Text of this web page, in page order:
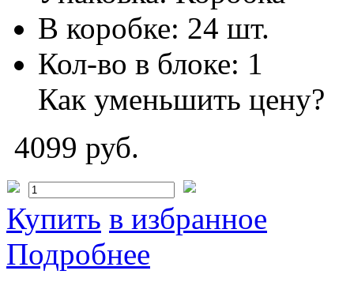
В коробке: 24 шт.
Кол-во в блоке: 1
Как уменьшить цену?
4099 руб.
Купить в избранное
Подробнее